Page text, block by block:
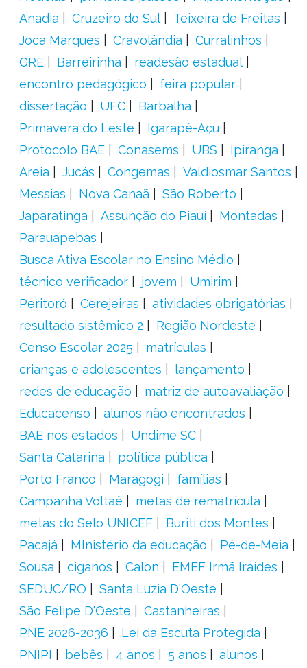
Anadia
Cruzeiro do Sul
Teixeira de Freitas
Joca Marques
Cravolândia
Curralinhos
GRE
Barreirinha
readesão estadual
encontro pedagógico
feira popular
dissertação
UFC
Barbalha
Primavera do Leste
Igarapé-Açu
Protocolo BAE
Conasems UBS
Ipiranga
Areia
Jucás Congemas
Valdiosmar Santos
Messias
Nova Canaã
São Roberto
Japaratinga
Assunção do Piauí
Montadas
Parauapebas
Busca Ativa Escolar no Ensino Médio
técnico verificador
jovem
Umirim
Peritoró
Cerejeiras
atividades obrigatórias
resultado sistêmico 2
Região Nordeste
Censo Escolar 2025
matrículas
crianças e adolescentes
lançamento
redes de educação
matriz de autoavaliação
Educacenso
alunos não encontrados
BAE nos estados
Undime SC
Santa Catarina
política pública
Porto Franco
Maragogi
famílias
Campanha Voltaê
metas de rematrícula
metas do Selo UNICEF
Buriti dos Montes
Pacajá
MInistério da educação
Pé-de-Meia
Sousa
ciganos Calon
EMEF Irmã Iraídes
SEDUC/RO
Santa Luzia D'Oeste
São Felipe D'Oeste
Castanheiras
PNE 2026-2036
Lei da Escuta Protegida
PNIPI
bebês 4 anos 5 anos
alunos